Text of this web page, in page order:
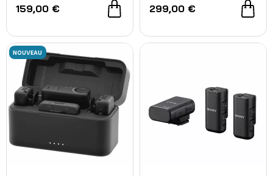
NOUVEAU NOUVEAU
159,00 € 299,00 €